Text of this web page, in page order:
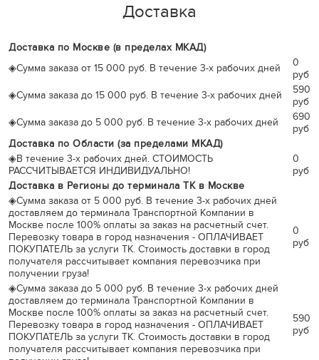
Доставка
Доставка по Москве (в пределах МКАД)
◈Сумма заказа от 15 000 руб. В течение 3-х рабочих дней
0
руб
◈Сумма заказа до 15 000 руб. В течение 3-х рабочих дней
590
руб
◈Сумма заказа до 5 000 руб. В течение 3-х рабочих дней
690
руб
Доставка по Области (за пределами МКАД)
◈В течение 3-х рабочих дней. СТОИМОСТЬ
РАССЧИТЫВАЕТСЯ ИНДИВИДУАЛЬНО!
0
руб
Доставка в Регионы до терминала ТК в Москве
◈Сумма заказа от 5 000 руб. В течение 3-х рабочих дней
доставляем до терминала Транспортной Компании в
Москве после 100% оплаты за заказ на расчетный счет.
Перевозку товара в город назначения - ОПЛАЧИВАЕТ
ПОКУПАТЕЛЬ за услуги ТК. Стоимость доставки в город
получателя рассчитывает компания перевозчика при
получении груза!
0
руб
◈Сумма заказа до 5 000 руб. В течение 3-х рабочих дней
доставляем до терминала Транспортной Компании в
Москве после 100% оплаты за заказ на расчетный счет.
Перевозку товара в город назначения - ОПЛАЧИВАЕТ
ПОКУПАТЕЛЬ за услуги ТК. Стоимость доставки в город
получателя рассчитывает компания перевозчика при
590
руб